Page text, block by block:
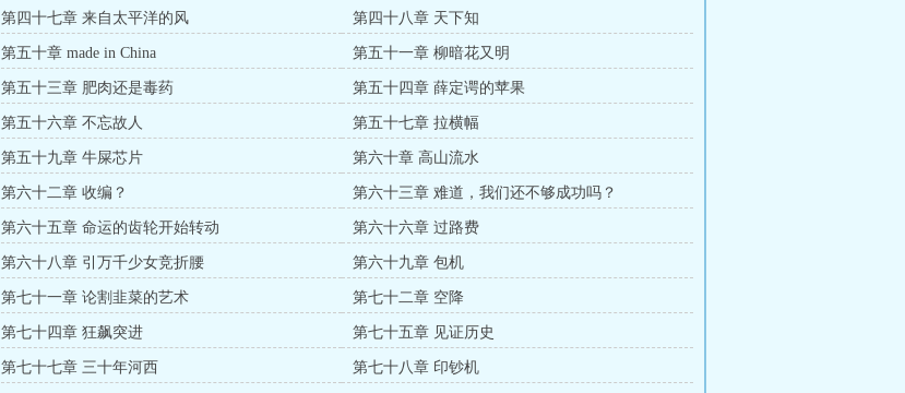
第四十七章 来自太平洋的风 第四十八章 天下知
第五十章 made in China 第五十一章 柳暗花又明
第五十三章 肥肉还是毒药 第五十四章 薛定谔的苹果
第五十六章 不忘故人 第五十七章 拉横幅
第五十九章 牛屎芯片 第六十章 高山流水
第六十二章 收编？ 第六十三章 难道，我们还不够成功吗？
第六十五章 命运的齿轮开始转动 第六十六章 过路费
第六十八章 引万千少女竞折腰 第六十九章 包机
第七十一章 论割韭菜的艺术 第七十二章 空降
第七十四章 狂飙突进 第七十五章 见证历史
第七十七章 三十年河西 第七十八章 印钞机